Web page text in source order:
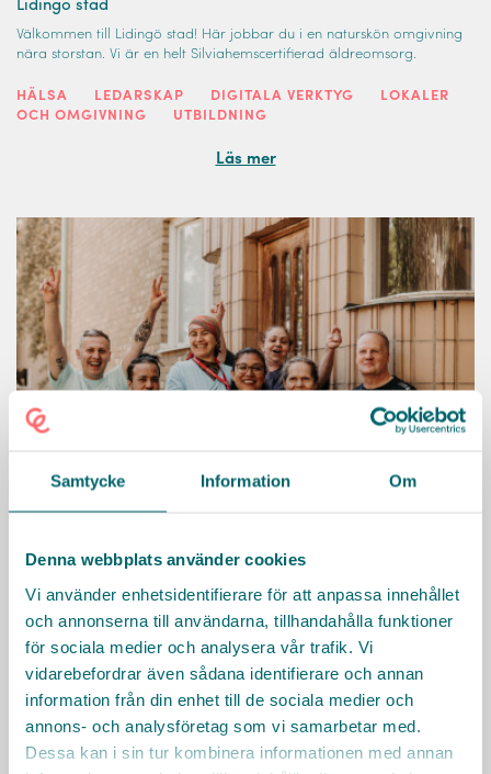
Samtycke Information Om
Denna webbplats använder cookies
Vi använder enhetsidentifierare för att anpassa innehållet
och annonserna till användarna, tillhandahålla funktioner
för sociala medier och analysera vår trafik. Vi
vidarebefordrar även sådana identifierare och annan
information från din enhet till de sociala medier och
annons- och analysföretag som vi samarbetar med.
Dessa kan i sin tur kombinera informationen med annan
Lidingö stad
Välkommen till Lidingö stad! Här jobbar du i en naturskön omgivning
nära storstan. Vi är en helt Silviahemscertifierad äldreomsorg.
HÄLSA LEDARSKAP DIGITALA VERKTYG
LOKALER
OCH OMGIVNING
UTBILDNING
Läs mer
Nacka kommun
Vill du arbeta i en kommun med gott rykte tillsammans
med engagerade kollegor och chefer? Vi erbjuder ett
spännande och omväxlande arbete där du
tillsammans med engagerade kollegor arbetar för att
skapa en härlig tillvaro för seniorerna i Nacka
kommun!